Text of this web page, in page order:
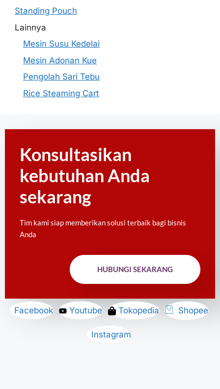
Standing Pouch
Lainnya
Mesin Susu Kedelai
Mesin Adonan Kue
Pengolah Sari Tebu
Rice Steaming Cart
Konsultasikan
kebutuhan Anda
sekarang
Tim kami siap memberikan solusi terbaik bagi bisnis
Anda
HUBUNGI SEKARANG
Facebook Youtube Tokopedia Shopee
Instagram